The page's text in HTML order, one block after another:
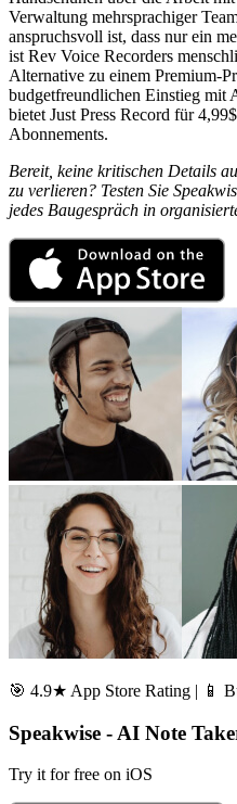
Verwaltung mehrsprachiger
anspruchsvoll ist, dass nur ein
ist Rev Voice Recorders
Alternative zu einem Premium-
budgetfreundlichen Einstieg mit
bietet Just Press Record für
Abonnements.
Bereit, keine kritischen Details
zu verlieren? Testen Sie
jedes Baugespräch in
🎯 4.9★ App Store Rating | 📱
Speakwise - AI Note
Try it for free on iOS